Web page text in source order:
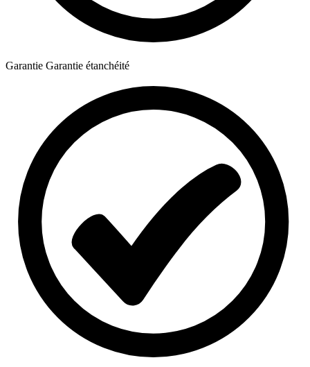
Garantie Garantie étanchéité